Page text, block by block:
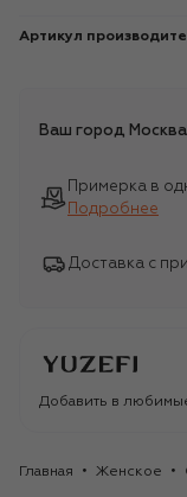
Артикул
Ваш город Москва
Примерка в
Подробнее
Доставка с
Добавить в
Главная Женское